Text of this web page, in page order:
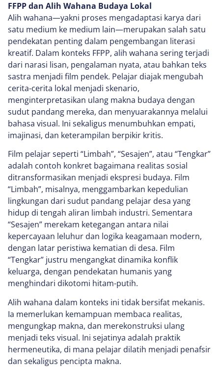
FFPP dan Alih Wahana Budaya Lokal
Alih wahana—yakni proses mengadaptasi karya dari
satu medium ke medium lain—merupakan salah satu
pendekatan penting dalam pengembangan literasi
kreatif. Dalam konteks FFPP, alih wahana sering terjadi
dari narasi lisan, pengalaman nyata, atau bahkan teks
sastra menjadi film pendek. Pelajar diajak mengubah
cerita-cerita lokal menjadi skenario,
menginterpretasikan ulang makna budaya dengan
sudut pandang mereka, dan menyuarakannya melalui
bahasa visual. Ini sekaligus menumbuhkan empati,
imajinasi, dan keterampilan berpikir kritis.
Film pelajar seperti “Limbah”, “Sesajen”, atau “Tengkar”
adalah contoh konkret bagaimana realitas sosial
ditransformasikan menjadi ekspresi budaya. Film
“Limbah”, misalnya, menggambarkan kepedulian
lingkungan dari sudut pandang pelajar desa yang
hidup di tengah aliran limbah industri. Sementara
“Sesajen” merekam ketegangan antara nilai
kepercayaan leluhur dan logika keagamaan modern,
dengan latar peristiwa kematian di desa. Film
“Tengkar” justru mengangkat dinamika konflik
keluarga, dengan pendekatan humanis yang
menghindari dikotomi hitam-putih.
Alih wahana dalam konteks ini tidak bersifat mekanis.
Ia memerlukan kemampuan membaca realitas,
mengungkap makna, dan merekonstruksi ulang
menjadi teks visual. Ini sejatinya adalah praktik
hermeneutika, di mana pelajar dilatih menjadi penafsir
dan sekaligus pencipta makna.